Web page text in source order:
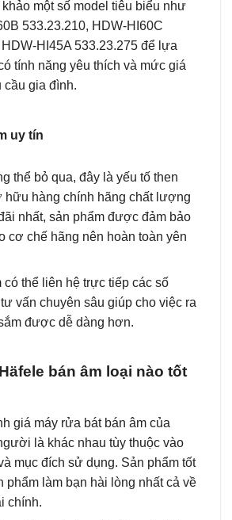
khảo một số model tiêu biểu như
533.23.210, HDW-HI60C
HI45A 533.23.275 để lựa
tính năng yêu thích và mức giá
gia đình.
uy tín
thể bỏ qua, đây là yếu tố then
hữu hàng chính hãng chất lượng
nhất, sản phẩm được đảm bảo
cơ chế hãng nên hoàn toàn yên
có thể liên hệ trực tiếp các số
vấn chuyên sâu giúp cho việc ra
được dễ dàng hơn.
bán âm loại nào tốt
giá máy rửa bát bán âm của
là khác nhau tùy thuộc vào
mục đích sử dụng. Sản phẩm tốt
phẩm làm bạn hài lòng nhất cả về
chính.